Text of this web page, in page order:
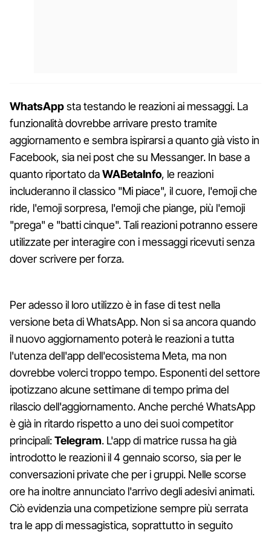
WhatsAppsta testando le reazioni ai messaggi. La
funzionalità dovrebbe arrivare presto tramite
aggiornamento e sembra ispirarsi a quanto già visto in
Facebook, sia nei post che su Messanger. In base a
quanto riportato daWABetaInfo, le reazioni
includeranno il classico "Mi piace", il cuore, l'emoji che
ride, l'emoji sorpresa, l'emoji che piange, più l'emoji
"prega" e "batti cinque". Tali reazioni potranno essere
utilizzate per interagire con i messaggi ricevuti senza
dover scrivere per forza.
Per adesso il loro utilizzo è in fase di test nella
versione beta di WhatsApp. Non si sa ancora quando
il nuovo aggiornamento poterà le reazioni a tutta
l'utenza dell'app dell'ecosistema Meta, ma non
dovrebbe volerci troppo tempo. Esponenti del settore
ipotizzano alcune settimane di tempo prima del
rilascio dell'aggiornamento. Anche perché WhatsApp
è già in ritardo rispetto a uno dei suoi competitor
principali:Telegram. L'app di matrice russa ha già
introdotto le reazioni il 4 gennaio scorso, sia per le
conversazioni private che per i gruppi. Nelle scorse
ore ha inoltre annunciato l'arrivo degli adesivi animati.
Ciò evidenzia una competizione sempre più serrata
tra le app di messagistica, soprattutto in seguito